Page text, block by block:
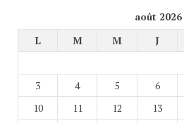
août 2026
L
M M J
3
4 5 6
10
11 12 13